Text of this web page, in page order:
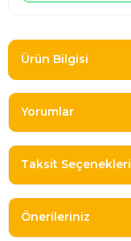
Ürün Bilgisi
Yorumlar
Taksit Seçenekleri
Önerileriniz